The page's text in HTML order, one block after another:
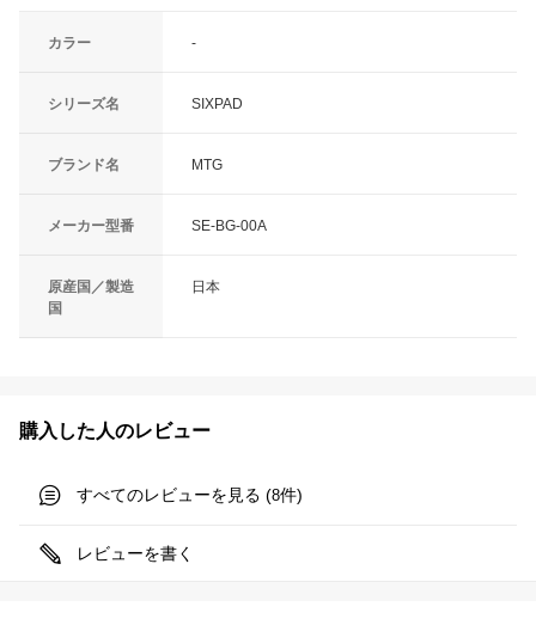
カラー -
シリーズ名 SIXPAD
ブランド名 MTG
メーカー型番 SE-BG-00A
原産国／製造
国
日本
購入した人のレビュー
すべてのレビューを見る (8件)
レビューを書く